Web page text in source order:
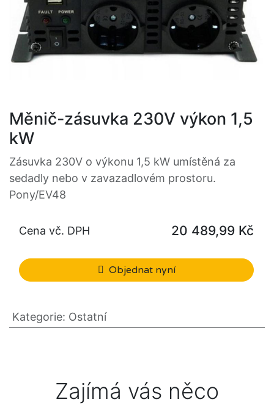
Měnič-zásuvka 230V výkon 1,5
kW
Zásuvka 230V o výkonu 1,5 kW umístěná za
sedadly nebo v zavazadlovém prostoru.
Pony/EV48
Objednat nyní
Cena vč. DPH 20 489,99 Kč
Kategorie: Ostatní
Zajímá vás něco